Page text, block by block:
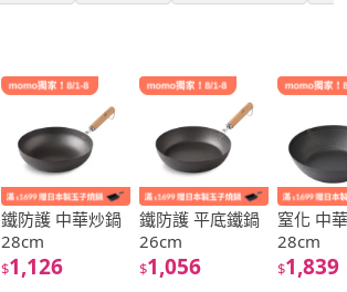
鐵防護 中華炒鍋
28cm
$1,126
鐵防護 平底鐵鍋
26cm
$1,056
窒化 中
28cm
$1,839